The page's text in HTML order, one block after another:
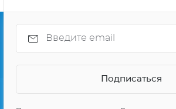
СЕРИАЛЫ ПРО КОСМОС